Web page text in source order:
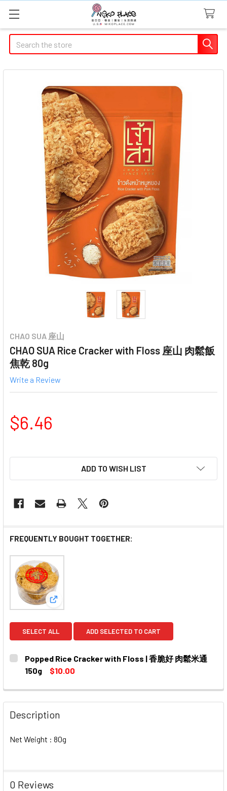
Search
CHAO SUA 座山
CHAO SUA Rice Cracker with Floss 座山 肉鬆飯
焦乾 80g
Write a Review
$6.46
ADD TO WISH LIST
FREQUENTLY BOUGHT TOGETHER:
View: Popped Rice Cracker with Floss | 香脆好 肉
SELECT ALL ADD SELECTED TO CART
Popped Rice Cracker with Floss | 香脆好 肉鬆米通
150g
$10.00
DECREASE QUANTITY OF POPPED RICE CRACKER WITH
INCREASE QUANTITY OF POPPED RICE
Description
Net Weight : 80g
0 Reviews